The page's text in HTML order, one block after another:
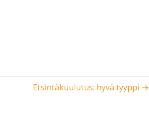
Etsintäkuulutus: hyvä tyyppi →